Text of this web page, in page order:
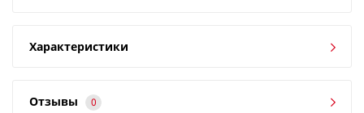
Характеристики
Отзывы 0